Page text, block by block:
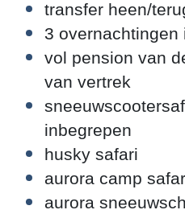
transfer heen/
3
vol pension van
van vertrek
inbegrepen
husky safari
aurora camp
aurora